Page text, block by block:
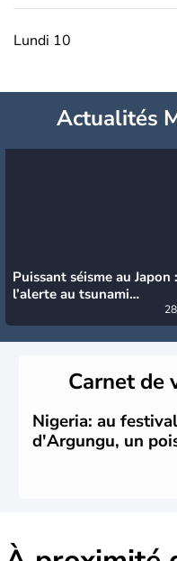
Lundi 10
Actualités
Puissant séisme au Japon :
l’alerte au tsunami
Carnet de
Nigeria: au
d'Argungu, un